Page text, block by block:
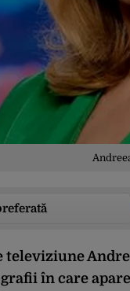
în care